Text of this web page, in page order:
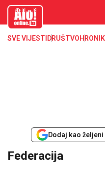
aloonline.b
SVE VIJESTI DRUŠTVO
Dodaj kao
Federacija